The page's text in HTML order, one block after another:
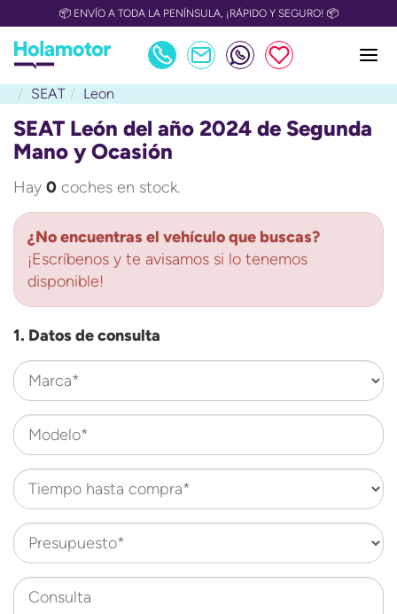
📦 ENVÍO A TODA LA PENÍNSULA, ¡RÁPIDO Y SEGURO! 📦
SEAT Leon
SEAT León del año 2024 de Segunda
Mano y Ocasión
Hay 0 coches en stock.
¿No encuentras el vehículo que buscas?
¡Escríbenos y te avisamos si lo tenemos
disponible!
1. Datos de consulta
Marca*
Modelo*
Tiempo hasta compra*
Presupuesto*
Consulta